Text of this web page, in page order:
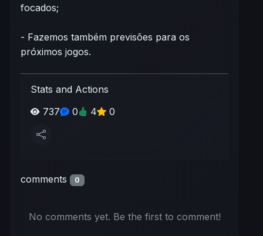
focados;
- Fazemos também previsões para os
próximos jogos.
Stats and Actions
737
0 4 0
comments 0
No comments yet. Be the first to comment!